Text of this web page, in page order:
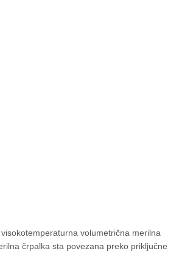
volumetrična merilna
črpalka sta povezana preko priključne